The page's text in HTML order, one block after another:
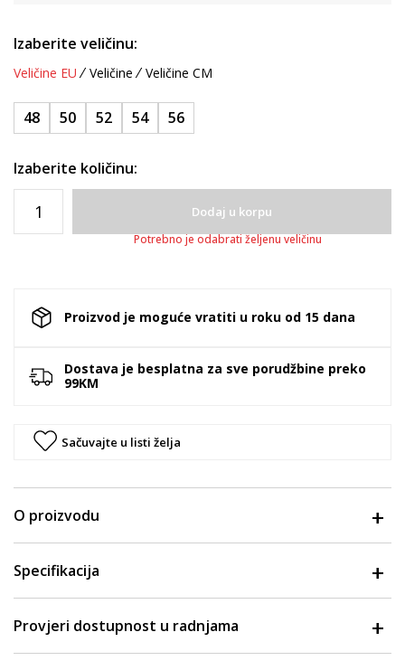
Izaberite veličinu:
Veličine EU Veličine Veličine CM
48 50 52 54 56
Izaberite količinu:
Dodaj u korpu
Potrebno je odabrati željenu veličinu
Proizvod je moguće vratiti u roku od 15 dana
Dostava je besplatna za sve porudžbine preko
99KM
Sačuvajte u listi želja
O proizvodu
Specifikacija
Provjeri dostupnost u radnjama